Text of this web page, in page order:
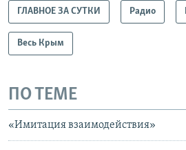
ГЛАВНОЕ ЗА СУТКИ Радио
Весь Крым
ПО ТЕМЕ
«Имитация взаимодействия»